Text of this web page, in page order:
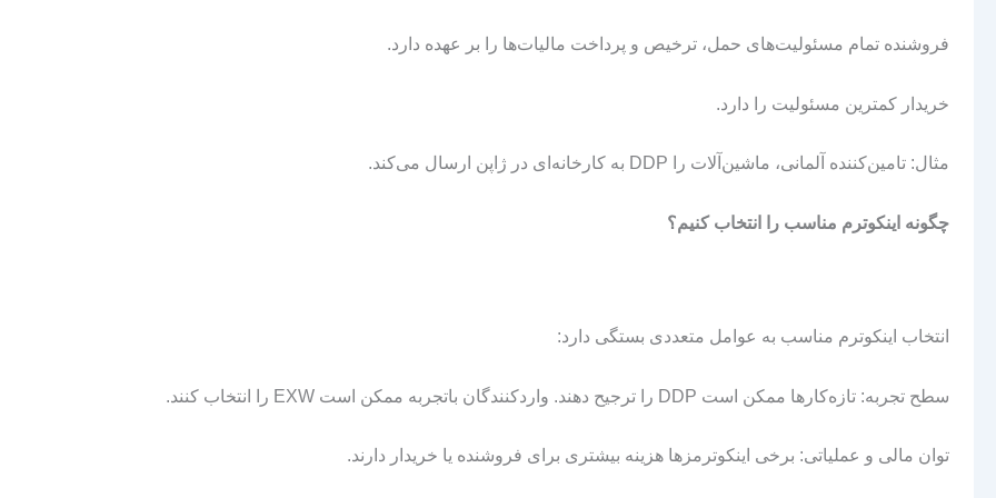
فروشنده تمام مسئولیت‌های حمل، ترخیص و پرداخت مالیات‌ها را بر عهده دارد.
خریدار کمترین مسئولیت را دارد.
مثال: تامین‌کننده آلمانی، ماشین‌آلات را DDP به کارخانه‌ای در ژاپن ارسال می‌کند.
چگونه اینکوترم مناسب را انتخاب کنیم؟
انتخاب اینکوترم مناسب به عوامل متعددی بستگی دارد:
سطح تجربه: تازه‌کارها ممکن است DDP را ترجیح دهند. واردکنندگان باتجربه ممکن است EXW را انتخاب کنند.
توان مالی و عملیاتی: برخی اینکوترمزها هزینه بیشتری برای فروشنده یا خریدار دارند.